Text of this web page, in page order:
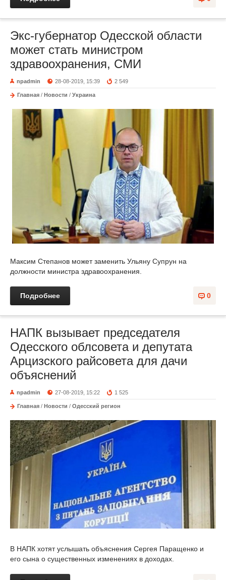
Экс-губернатор Одесской области
может стать министром
здравоохранения, СМИ
npadmin 28-08-2019, 15:39 2 549
Главная / Новости / Украина
Максим Степанов может заменить Ульяну Супрун на
должности министра здравоохранения.
0
Подробнее
НАПК вызывает председателя
Одесского облсовета и депутата
Арцизского райсовета для дачи
объяснений
npadmin 27-08-2019, 15:22 1 525
Главная / Новости / Одесский регион
В НАПК хотят услышать объяснения Сергея Паращенко и
его сына о существенных изменениях в доходах.